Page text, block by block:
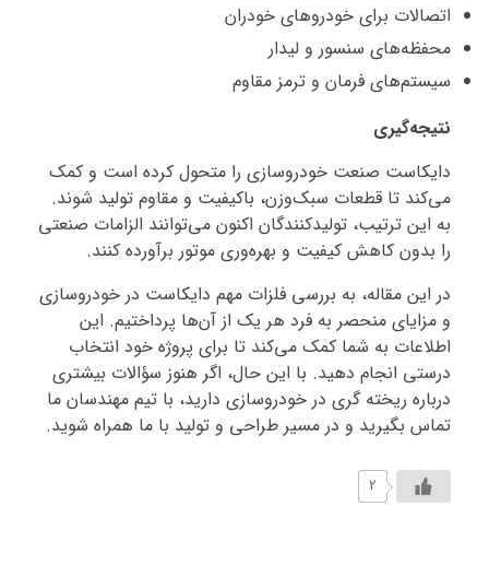
اتصالات برای خودروهای خودران
محفظه‌های سنسور و لیدار
سیستم‌های فرمان و ترمز مقاوم
نتیجه‌گیری
دایکاست صنعت خودروسازی را متحول کرده است و کمک
می‌کند تا قطعات سبک‌وزن، باکیفیت و مقاوم تولید شوند.
به این ترتیب، تولیدکنندگان اکنون می‌توانند الزامات صنعتی
را بدون کاهش کیفیت و بهره‌وری موتور برآورده کنند.
در این مقاله، به بررسی فلزات مهم دایکاست در خودروسازی
و مزایای منحصر به فرد هر یک از آن‌ها پرداختیم. این
اطلاعات به شما کمک می‌کند تا برای پروژه خود انتخاب
درستی انجام دهید. با این حال، اگر هنوز سؤالات بیشتری
درباره ریخته گری در خودروسازی دارید، با تیم مهندسان ما
تماس بگیرید و در مسیر طراحی و تولید با ما همراه شوید.
2